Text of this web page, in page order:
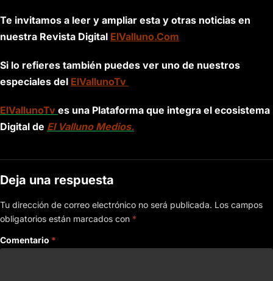
Te invitamos a leer y ampliar esta y otras noticias en
nuestra Revista Digital ElValluno.Com
Si lo refieres también puedes ver uno de nuestros
especiales del ElVallunoTv
ElVallunoTv es una Plataforma que integra el ecosistema
Digital de El Valluno Medios.
Deja una respuesta
Tu dirección de correo electrónico no será publicada. Los campos
obligatorios están marcados con *
Comentario *